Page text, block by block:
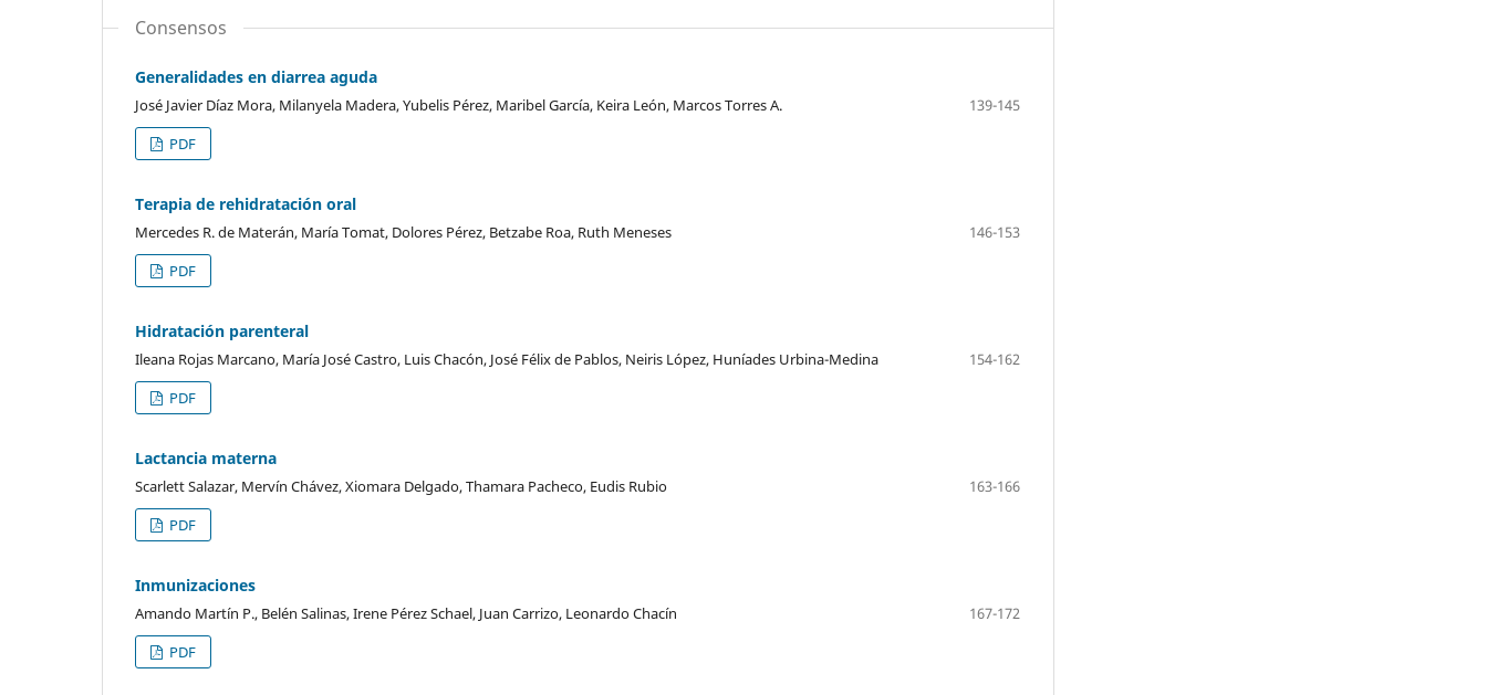
Consensos
Generalidades en diarrea aguda
José Javier Díaz Mora, Milanyela Madera, Yubelis Pérez, Maribel García, Keira León, Marcos Torres A.
139-145
PDF
Terapia de rehidratación oral
Mercedes R. de Materán, María Tomat, Dolores Pérez, Betzabe Roa, Ruth Meneses
146-153
PDF
Hidratación parenteral
Ileana Rojas Marcano, María José Castro, Luis Chacón, José Félix de Pablos, Neiris López, Huníades Urbina-Medina
154-162
PDF
Lactancia materna
Scarlett Salazar, Mervín Chávez, Xiomara Delgado, Thamara Pacheco, Eudis Rubio
163-166
PDF
Inmunizaciones
Amando Martín P., Belén Salinas, Irene Pérez Schael, Juan Carrizo, Leonardo Chacín
167-172
PDF